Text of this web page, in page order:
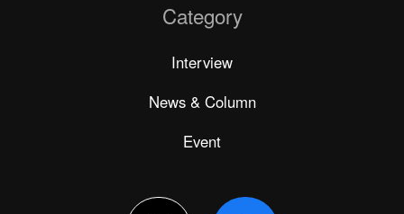
Category
Interview
News & Column
Event